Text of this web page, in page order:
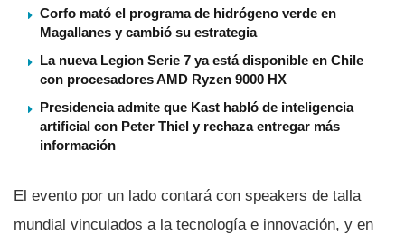
Corfo mató el programa de hidrógeno verde en
Magallanes y cambió su estrategia
La nueva Legion Serie 7 ya está disponible en Chile
con procesadores AMD Ryzen 9000 HX
Presidencia admite que Kast habló de inteligencia
artificial con Peter Thiel y rechaza entregar más
información
El evento por un lado contará con speakers de talla
mundial vinculados a la tecnologí­a e innovación, y en